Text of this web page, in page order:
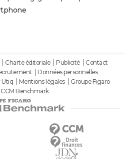
Charte éditoriale Publicité
Contact
Données personnelles
Utiq Mentions légales
Groupe Figaro
Benchmark